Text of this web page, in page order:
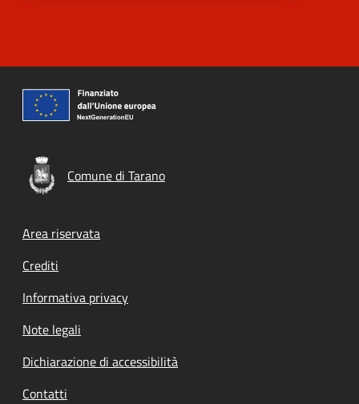
Comune di Tarano
Footer menu
Area riservata
Crediti
Informativa privacy
Note legali
Dichiarazione di accessibilità
Contatti